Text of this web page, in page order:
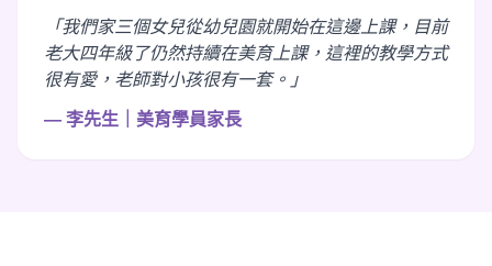
「我們家三個女兒從幼兒園就開始在這邊上課，目前
老大四年級了仍然持續在美育上課，這裡的教學方式
很有愛，老師對小孩很有一套。」
— 李先生｜美育學員家長